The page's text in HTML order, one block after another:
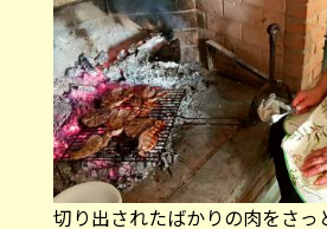
切り出されたばかりの肉をさっ